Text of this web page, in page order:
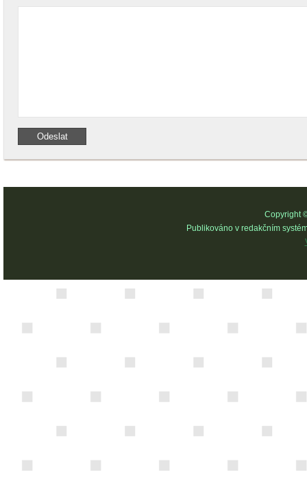
Copyright
Publikováno v redakčním